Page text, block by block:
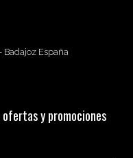
Badajoz España
y promociones